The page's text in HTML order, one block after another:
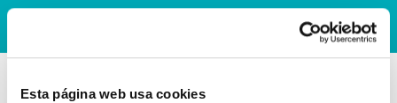
Esta página web usa cookies